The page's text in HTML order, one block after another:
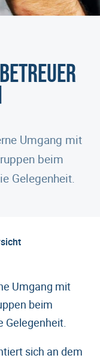
Umgang mit
beim
Gelegenheit.
Umgang mit
beim
Gelegenheit.
sich an dem